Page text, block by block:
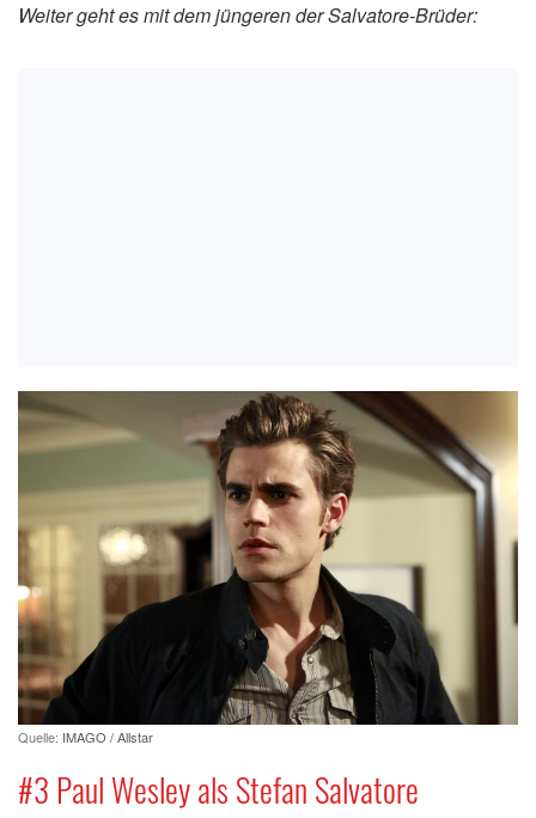
Weiter geht es mit dem jüngeren der Salvatore-Brüder:
Quelle: IMAGO / Allstar
#3 Paul Wesley als Stefan Salvatore